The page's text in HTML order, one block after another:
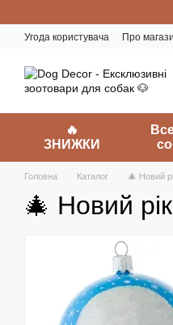
Угода користувача Про
🔥
ЗНИЖКИ
Головна Каталог 🎄 Новий
🎄 Новий рік